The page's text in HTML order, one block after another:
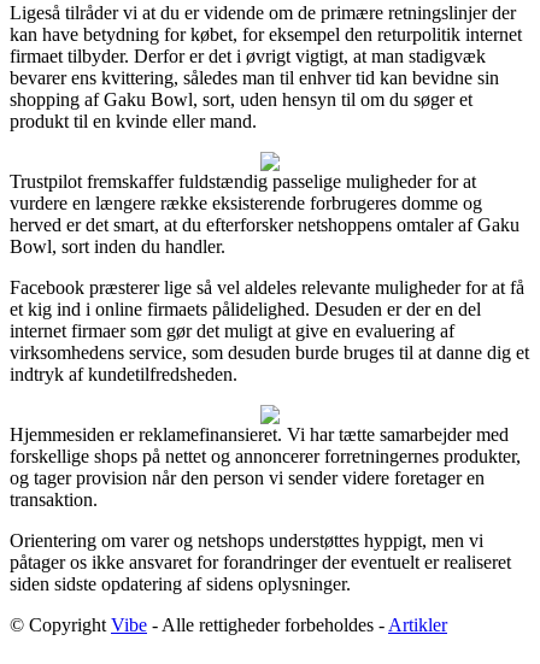
Ligeså tilråder vi at du er vidende om de primære retningslinjer der
kan have betydning for købet, for eksempel den returpolitik internet
firmaet tilbyder. Derfor er det i øvrigt vigtigt, at man stadigvæk
bevarer ens kvittering, således man til enhver tid kan bevidne sin
shopping af Gaku Bowl, sort, uden hensyn til om du søger et
produkt til en kvinde eller mand.
Trustpilot fremskaffer fuldstændig passelige muligheder for at
vurdere en længere række eksisterende forbrugeres domme og
herved er det smart, at du efterforsker netshoppens omtaler af Gaku
Bowl, sort inden du handler.
Facebook præsterer lige så vel aldeles relevante muligheder for at få
et kig ind i online firmaets pålidelighed. Desuden er der en del
internet firmaer som gør det muligt at give en evaluering af
virksomhedens service, som desuden burde bruges til at danne dig et
indtryk af kundetilfredsheden.
Hjemmesiden er reklamefinansieret. Vi har tætte samarbejder med
forskellige shops på nettet og annoncerer forretningernes produkter,
og tager provision når den person vi sender videre foretager en
transaktion.
Orientering om varer og netshops understøttes hyppigt, men vi
påtager os ikke ansvaret for forandringer der eventuelt er realiseret
siden sidste opdatering af sidens oplysninger.
© Copyright Vibe - Alle rettigheder forbeholdes - Artikler